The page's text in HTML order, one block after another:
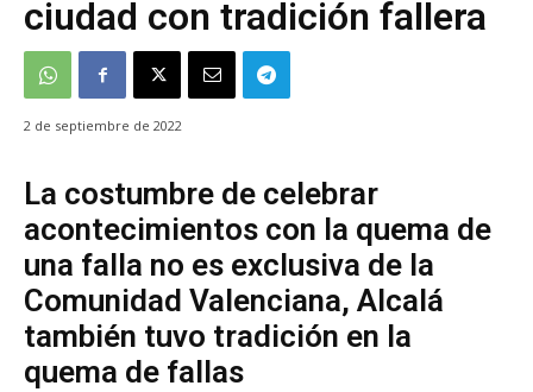
ciudad con tradición fallera
2 de septiembre de 2022
La costumbre de celebrar
acontecimientos con la quema de
una falla no es exclusiva de la
Comunidad Valenciana, Alcalá
también tuvo tradición en la
quema de fallas